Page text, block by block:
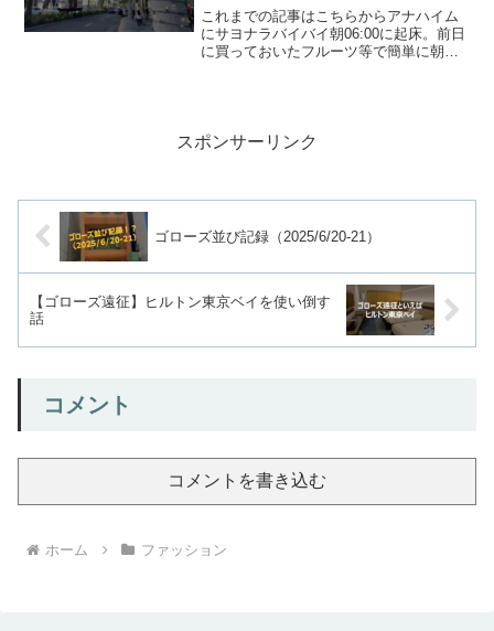
これまでの記事はこちらからアナハイム
にサヨナラバイバイ朝06:00に起床。前日
に買っておいたフルーツ等で簡単に朝食
スポンサーリンク
ゴローズ並び記録（2025/6/20-21）
【ゴローズ遠征】ヒルトン東京ベイを使い倒す
話
コメント
コメントを書き込む
ホーム ファッション